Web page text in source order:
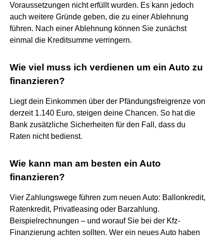
Voraussetzungen nicht erfüllt wurden. Es kann jedoch
auch weitere Gründe geben, die zu einer Ablehnung
führen. Nach einer Ablehnung können Sie zunächst
einmal die Kreditsumme verringern.
Wie viel muss ich verdienen um ein Auto zu
finanzieren?
Liegt dein Einkommen über der Pfändungsfreigrenze von
derzeit 1.140 Euro, steigen deine Chancen. So hat die
Bank zusätzliche Sicherheiten für den Fall, dass du
Raten nicht bedienst.
Wie kann man am besten ein Auto
finanzieren?
Vier Zahlungswege führen zum neuen Auto: Ballonkredit,
Ratenkredit, Privatleasing oder Barzahlung.
Beispielrechnungen – und worauf Sie bei der Kfz-
Finanzierung achten sollten. Wer ein neues Auto haben